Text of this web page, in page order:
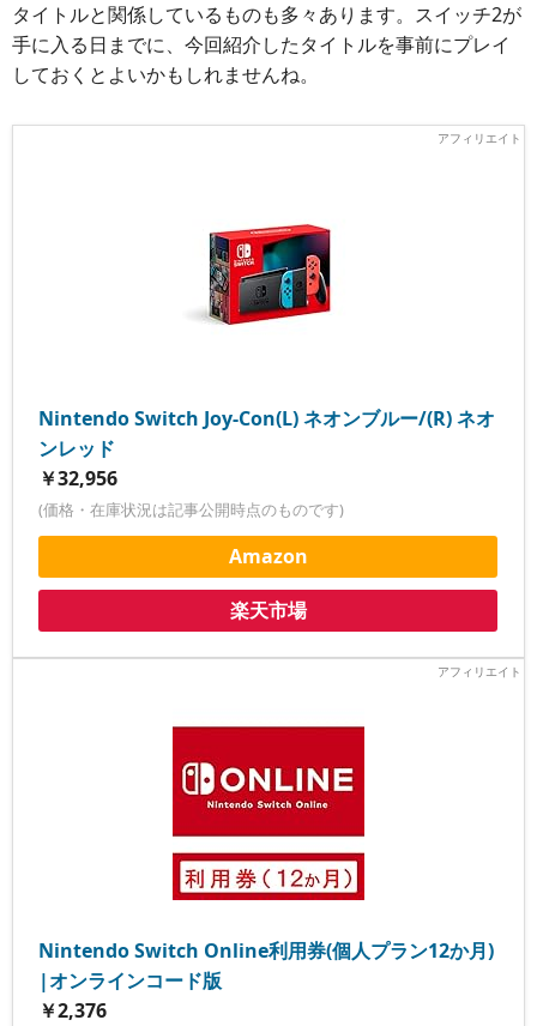
タイトルと関係しているものも多々あります。スイッチ2が
手に入る日までに、今回紹介したタイトルを事前にプレイ
しておくとよいかもしれませんね。
Nintendo Switch Joy-Con(L) ネオンブルー/(R) ネオ
ンレッド
￥32,956
(価格・在庫状況は記事公開時点のものです)
Amazon
楽天市場
Nintendo Switch Online利用券(個人プラン12か月)
|オンラインコード版
￥2,376